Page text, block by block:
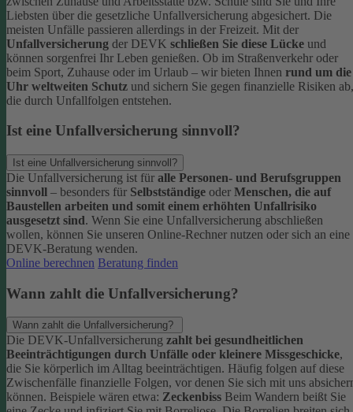
Liebsten über die gesetzliche Unfallversicherung abgesichert. Die
meisten Unfälle passieren allerdings in der Freizeit. Mit der
Unfallversicherung der DEVK schließen Sie diese Lücke und
können sorgenfrei Ihr Leben genießen. Ob im Straßenverkehr oder
beim Sport, Zuhause oder im Urlaub – wir bieten Ihnen rund um die
Uhr weltweiten Schutz und sichern Sie gegen finanzielle Risiken ab,
die durch Unfallfolgen entstehen.
Ist eine Unfallversicherung sinnvoll?
Ist eine Unfallversicherung sinnvoll?
Die Unfallversicherung ist für alle Personen- und Berufsgruppen
sinnvoll – besonders für Selbstständige oder Menschen, die auf
Baustellen arbeiten und somit einem erhöhten Unfallrisiko
ausgesetzt sind. Wenn Sie eine Unfallversicherung abschließen
wollen, können Sie unseren Online-Rechner nutzen oder sich an eine
DEVK-Beratung wenden.
Online berechnen Beratung finden
Wann zahlt die Unfallversicherung?
Wann zahlt die Unfallversicherung?
Die DEVK-Unfallversicherung zahlt bei gesundheitlichen
Beeinträchtigungen durch Unfälle oder kleinere Missgeschicke,
die Sie körperlich im Alltag beeinträchtigen. Häufig folgen auf diese
Zwischenfälle finanzielle Folgen, vor denen Sie sich mit uns
können. Beispiele wären etwa: Zeckenbiss Beim Wandern beißt Sie